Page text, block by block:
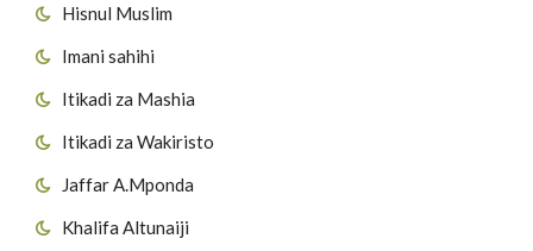
Hisnul Muslim
Imani sahihi
Itikadi za Mashia
Itikadi za Wakiristo
Jaffar A.Mponda
Khalifa Altunaiji